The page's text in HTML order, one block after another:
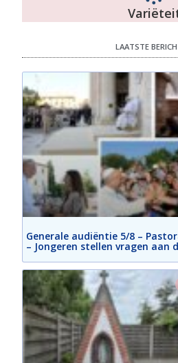
LAATSTE
Generale audiëntie 5/8 –
– Jongeren stellen vragen aan